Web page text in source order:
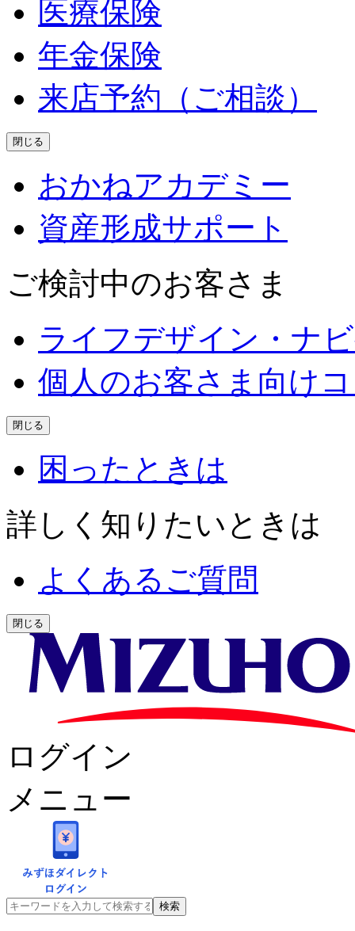
医療保険
年金保険
来店予約（ご相談）
閉じる
おかねアカデミー
資産形成サポート
ご検討中のお客さま
ライフデザイン・ナ
個人のお客さま向け
閉じる
困ったときは
詳しく知りたいときは
よくあるご質問
閉じる
ログイン
メニュー